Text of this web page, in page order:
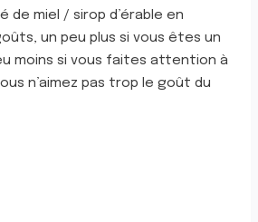
de miel / sirop d’érable en
un peu plus si vous êtes un
moins si vous faites attention à
n’aimez pas trop le goût du